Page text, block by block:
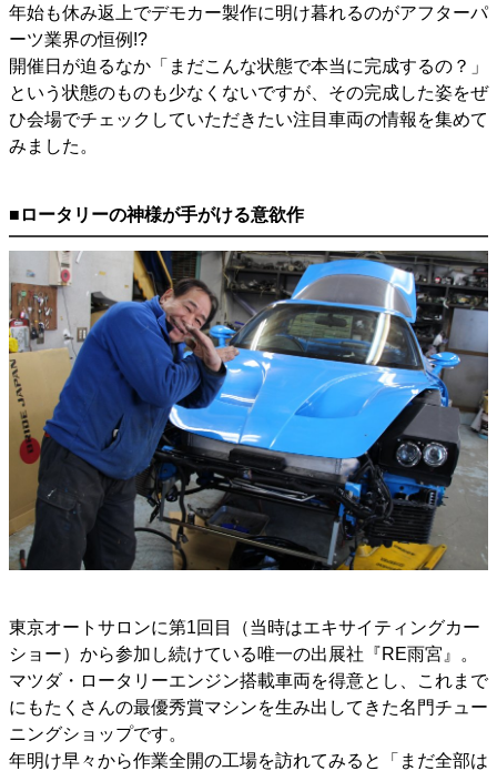
年始も休み返上でデモカー製作に明け暮れるのがアフターパ
ーツ業界の恒例!?
開催日が迫るなか「まだこんな状態で本当に完成するの？」
という状態のものも少なくないですが、その完成した姿をぜ
ひ会場でチェックしていただきたい注目車両の情報を集めて
みました。
■ロータリーの神様が手がける意欲作
東京オートサロンに第1回目（当時はエキサイティングカー
ショー）から参加し続けている唯一の出展社『RE雨宮』。
マツダ・ロータリーエンジン搭載車両を得意とし、これまで
にもたくさんの最優秀賞マシンを生み出してきた名門チュー
ニングショップです。
年明け早々から作業全開の工場を訪れてみると「まだ全部は